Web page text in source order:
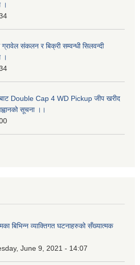
।
ग्रावेल संकलन र बिक्री सम्वन्धी सिलवन्दी
।
Double Cap 4 WD Pickup जीप खरीद
सूचना ।।
बिभिन्न व्याक्तिगत घटनाहरुको सँख्यात्मक
June 9, 2021 - 14:07